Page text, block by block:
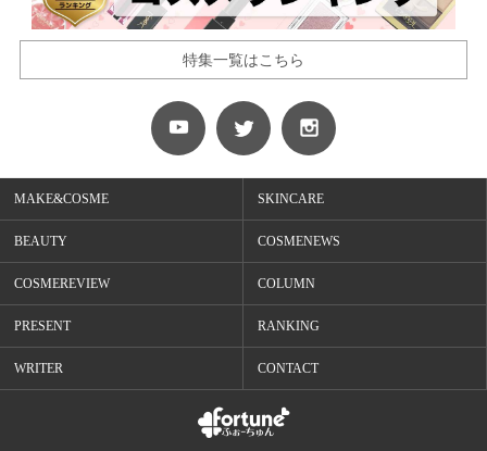
特集一覧はこちら
MAKE&COSME SKINCARE
BEAUTY COSMENEWS
COSMEREVIEW COLUMN
PRESENT RANKING
WRITER CONTACT